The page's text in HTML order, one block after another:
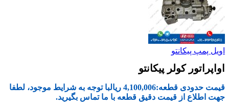
اویل پمپ پیکانتو
اواپراتور کولر پیکانتو
قیمت حدودی قطعه:4,100,006 ریالبا توجه به شرایط موجود، لطفا
جهت اطلاع از قیمت دقیق قطعه با ما تماس بگیرید.